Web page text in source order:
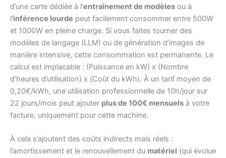
d’une carte dédiée à l’entraînement de modèles ou à
l’inférence lourde peut facilement consommer entre 500W
et 1000W en pleine charge. Si vous faites tourner des
modèles de langage (LLM) ou de génération d’images de
manière intensive, cette consommation est permanente. Le
calcul est implacable : (Puissance en kW) x (Nombre
d’heures d’utilisation) x (Coût du kWh). À un tarif moyen de
0,20€/kWh, une utilisation professionnelle de 10h/jour sur
22 jours/mois peut ajouter plus de 100€ mensuels à votre
facture, uniquement pour cette machine.
À cela s’ajoutent des coûts indirects mais réels :
l’amortissement et le renouvellement du matériel (qui évolue